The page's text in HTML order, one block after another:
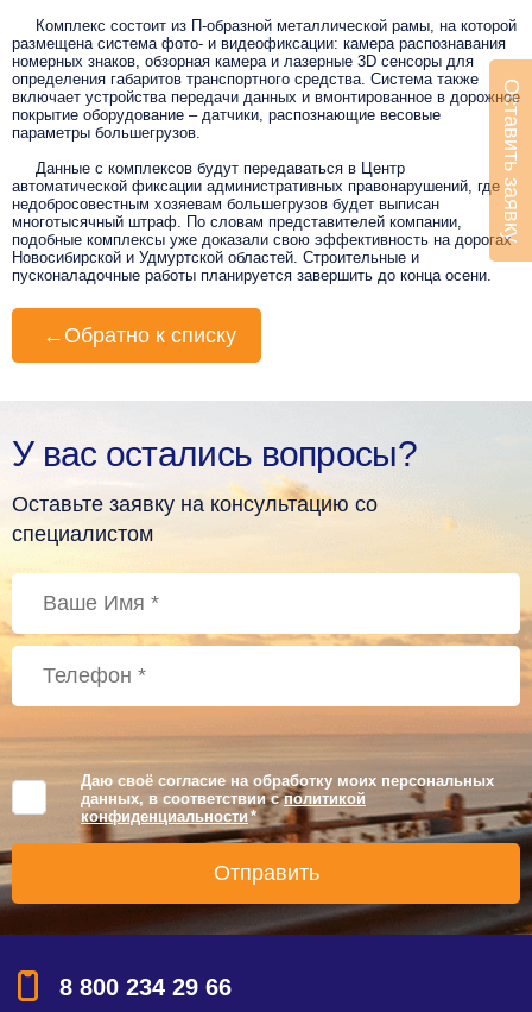
Комплекс состоит из П-образной металлической рамы, на которой
размещена система фото- и видеофиксации: камера распознавания
номерных знаков, обзорная камера и лазерные 3D сенсоры для
определения габаритов транспортного средства. Система также
включает устройства передачи данных и вмонтированное в дорожное
покрытие оборудование – датчики, распознающие весовые
параметры большегрузов.
Данные с комплексов будут передаваться в Центр
автоматической фиксации административных правонарушений, где
недобросовестным хозяевам большегрузов будет выписан
многотысячный штраф. По словам представителей компании,
подобные комплексы уже доказали свою эффективность на дорогах
Новосибирской и Удмуртской областей. Строительные и
пусконаладочные работы планируется завершить до конца осени.
← Обратно к списку
У вас остались вопросы?
Оставьте заявку на консультацию со
специалистом
Даю своё согласие на обработку моих персональных
данных, в соответствии сполитикой
конфиденциальности *
8 800 234 29 66
Оставить заявку